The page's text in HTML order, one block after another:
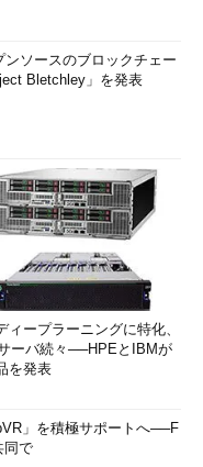
ソースのブロックチェー
Bletchley」を発表
ィープラーニングに特化、
ーバ続々──HPEとIBMが
を発表
」を積極サポートへ──F
同で